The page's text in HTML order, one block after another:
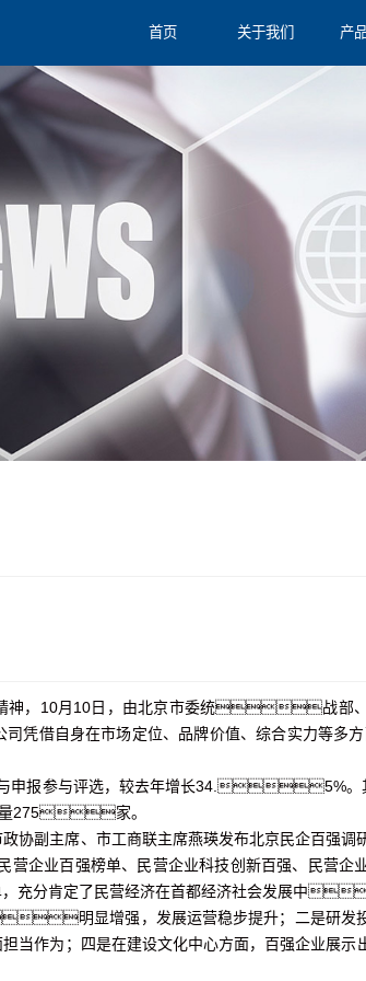
首页 关于我们
公司简介
产
精神，10月10日，由北京市委统战部、
凭借自身在市场定位、品牌价值、综合实力等多
与申报参与评选，较去年增长34.5%。
量275家。
协副主席、市工商联主席燕瑛发布北京民企百强调
企业百强榜单、民营企业科技创新百强、民营企
分肯定了民营经济在首都经济社会发展中
明显增强，发展运营稳步提升；二是研发
当作为；四是在建设文化中心方面，百强企业展示